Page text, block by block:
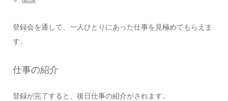
登録会を通して、一人ひとりにあった仕事を見極めてもらえま
す。
仕事の紹介
登録が完了すると、後日仕事の紹介がされます。